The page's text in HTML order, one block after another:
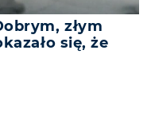
złym
się, że